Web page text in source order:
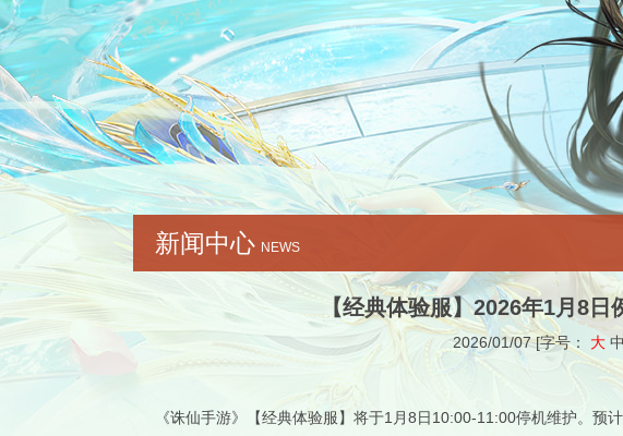
新闻中心 NEWS
【经典体验服】2026年1月8
2026/01/07 [字号： 大 中
《诛仙手游》【经典体验服】将于1月8日10:00-11:00停机维护。预